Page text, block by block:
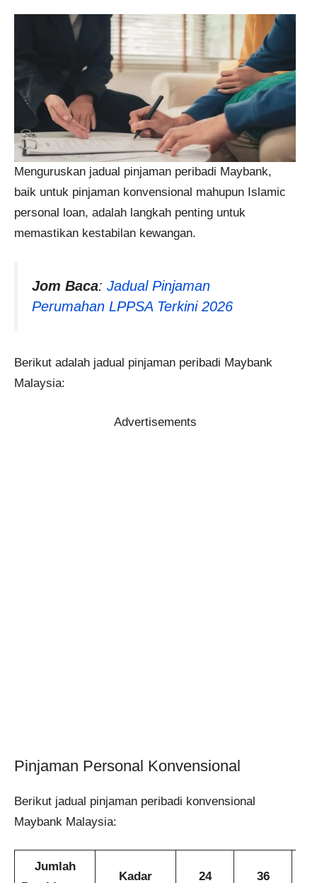
Menguruskan jadual pinjaman peribadi Maybank,
baik untuk pinjaman konvensional mahupun Islamic
personal loan, adalah langkah penting untuk
memastikan kestabilan kewangan.
Jom Baca: Jadual Pinjaman
Perumahan LPPSA Terkini 2026
Berikut adalah jadual pinjaman peribadi Maybank
Malaysia:
Advertisements
Pinjaman Personal Konvensional
Berikut jadual pinjaman peribadi konvensional
Maybank Malaysia:
Jumlah
Kadar 24 36